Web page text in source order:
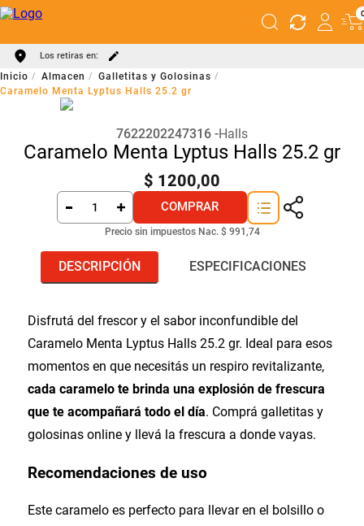
Los retiras en:
Almacen
Galletitas y Golosinas
Caramelo Menta Lyptus Halls 25.2 gr
7622202247316 Halls
Caramelo Menta Lyptus Halls 25.2 gr
$ 1200,00
COMPRAR
Precio sin impuestos Nac. $ 991,74
DESCRIPCIÓN ESPECIFICACIONES
Disfrutá del frescor y el sabor inconfundible del
Caramelo Menta Lyptus Halls 25.2 gr. Ideal para esos
momentos en que necesitás un respiro revitalizante,
cada caramelo te brinda una explosión de frescura
que te acompañará todo el día. Comprá galletitas y
golosinas online y llevá la frescura a donde vayas.
Recomendaciones de uso
Este caramelo es perfecto para llevar en el bolsillo o